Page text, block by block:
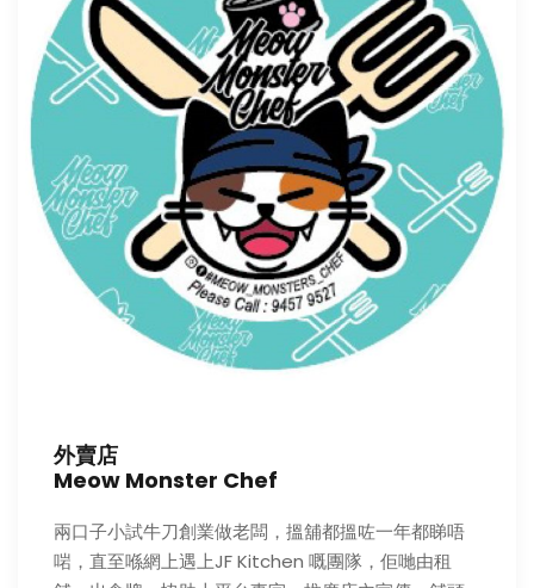
外賣店
Meow Monster Chef
兩口子小試牛刀創業做老闆，搵舖都搵咗一年都睇唔
啱，直至喺網上遇上JF Kitchen 嘅團隊，佢哋由租